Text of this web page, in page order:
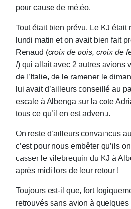
pour cause de météo.
Tout était bien prévu. Le KJ était
lundi matin et on avait bien fait
Renaud (croix de bois, croix de
!) qui allait avec 2 autres avions
de l’Italie, de le ramener le
lui avait d’ailleurs conseillé au
escale à Albenga sur la cote
tous ce qu’il en est advenu.
On reste d’ailleurs convaincus
c’est pour nous embêter qu’ils
casser le vilebrequin du KJ à
après midi lors de leur retour !
Toujours est-il que, fort
retrouvés sans avion à quelques